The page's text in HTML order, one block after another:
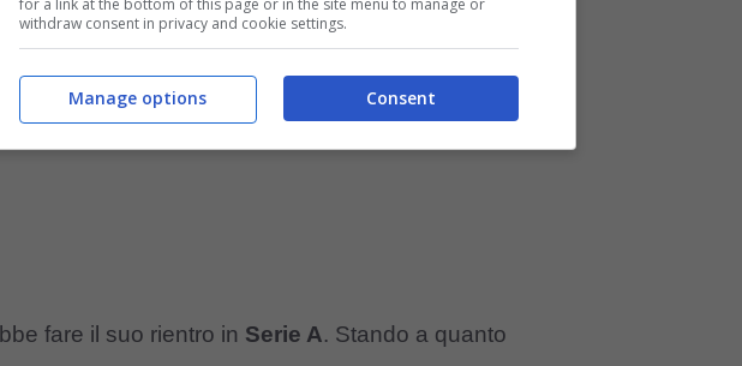
fare il suo rientro in Serie A. Stando a quanto
withdraw consent in privacy and cookie settings.
Consent
Manage options